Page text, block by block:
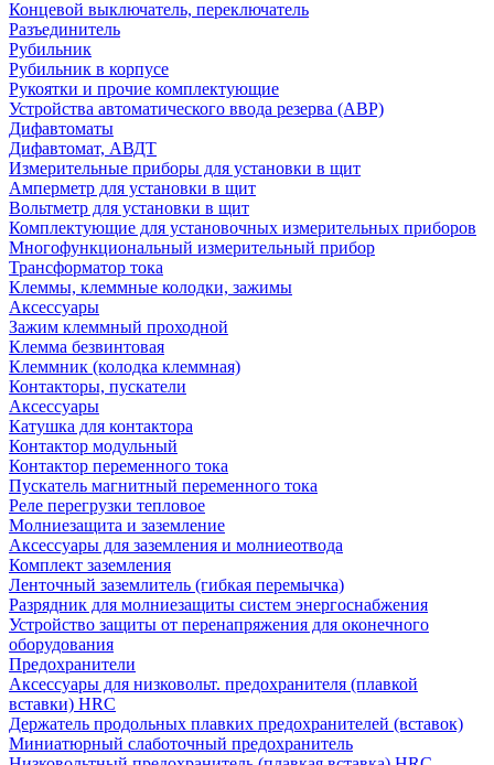
Концевой выключатель, переключатель
Разъединитель
Рубильник
Рубильник в корпусе
Рукоятки и прочие комплектующие
Устройства автоматического ввода резерва (АВР)
Дифавтоматы
Дифавтомат, АВДТ
Измерительные приборы для установки в щит
Амперметр для установки в щит
Вольтметр для установки в щит
Комплектующие для установочных измерительных приборов
Многофункциональный измерительный прибор
Трансформатор тока
Клеммы, клеммные колодки, зажимы
Аксессуары
Зажим клеммный проходной
Клемма безвинтовая
Клеммник (колодка клеммная)
Контакторы, пускатели
Аксессуары
Катушка для контактора
Контактор модульный
Контактор переменного тока
Пускатель магнитный переменного тока
Реле перегрузки тепловое
Молниезащита и заземление
Аксессуары для заземления и молниеотвода
Комплект заземления
Ленточный заземлитель (гибкая перемычка)
Разрядник для молниезащиты систем энергоснабжения
Устройство защиты от перенапряжения для оконечного
оборудования
Предохранители
Аксессуары для низковольт. предохранителя (плавкой
вставки) HRC
Держатель продольных плавких предохранителей (вставок)
Миниатюрный слаботочный предохранитель